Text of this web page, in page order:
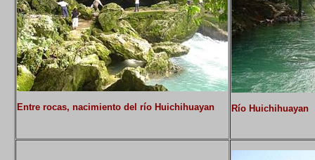
Entre rocas, nacimiento del río Huichihuayan Río Huichihuayan